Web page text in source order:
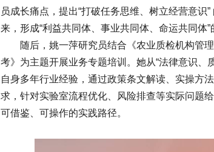
员成长痛点，提出“打破任务思维、树立经营意
来，形成“利益共同体、事业共同体、命运共同体
随后，姚一萍研究员结合《农业质检机构管
考》为主题开展业务专题培训。她从“法律意识、
自身多年行业经验，通过政策条文解读、实操方
求，针对实验室流程优化、风险排查等实际问题
可借鉴、可操作的实践路径。